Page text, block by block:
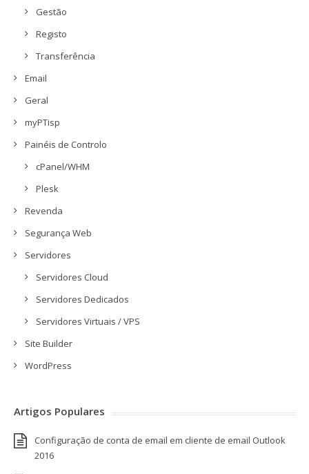
Gestão
Registo
Transferência
Email
Geral
myPTisp
Painéis de Controlo
cPanel/WHM
Plesk
Revenda
Segurança Web
Servidores
Servidores Cloud
Servidores Dedicados
Servidores Virtuais / VPS
Site Builder
WordPress
Artigos Populares
Configuração de conta de email em cliente de email Outlook
2016